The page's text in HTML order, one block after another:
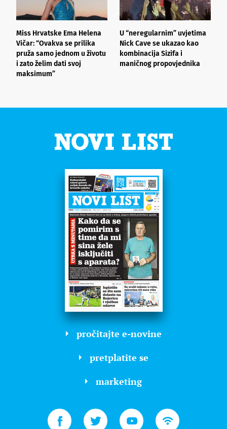
Miss Hrvatske Ema Helena
Vičar: “Ovakva se prilika
pruža samo jednom u životu
i zato želim dati svoj
maksimum”
U “neregularnim” uvjetima
Nick Cave se ukazao kao
kombinacija Sizifa i
maničnog propovjednika
pročitajte e-novine
pretplatite se
marketing